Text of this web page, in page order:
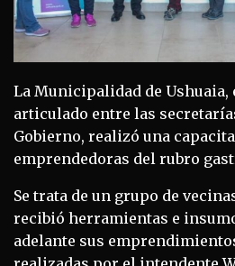
La Municipalidad de Ushuaia,
articulado entre las
Gobierno, realizó una
emprendedoras del rubro
Se trata de un grupo de
recibió herramientas e
adelante sus